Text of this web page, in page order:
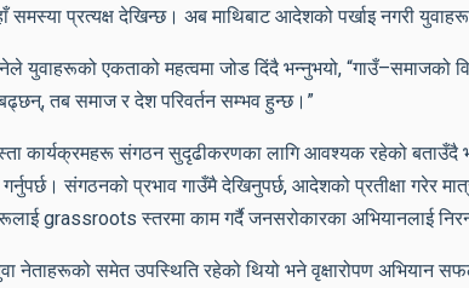
समस्या प्रत्यक्ष देखिन्छ। अब माथिबाट आदेशको पर्खाइ नगरी
युवाहरूको एकताको महत्वमा जोड दिंदै भन्नुभयो,
तब समाज र देश परिवर्तन सम्भव हुन्छ।”
कार्यक्रमहरू संगठन सुदृढीकरणका लागि आवश्यक रहेको बताउँदै
संगठनको प्रभाव गाउँमै देखिनुपर्छ, आदेशको प्रतीक्षा गरेर
grassroots स्तरमा काम गर्दै जनसरोकारका अभियानलाई
नेताहरूको समेत उपस्थिति रहेको थियो भने वृक्षारोपण अभियान